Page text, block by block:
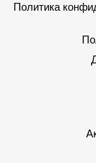
Политика